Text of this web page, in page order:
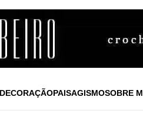
PAISAGISMOSOBRE